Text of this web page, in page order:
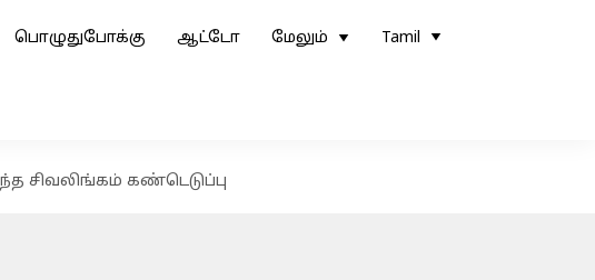
பொழுதுபோக்கு ஆட்டோ மேலும் Tamil
சிவலிங்கம் கண்டெடுப்பு